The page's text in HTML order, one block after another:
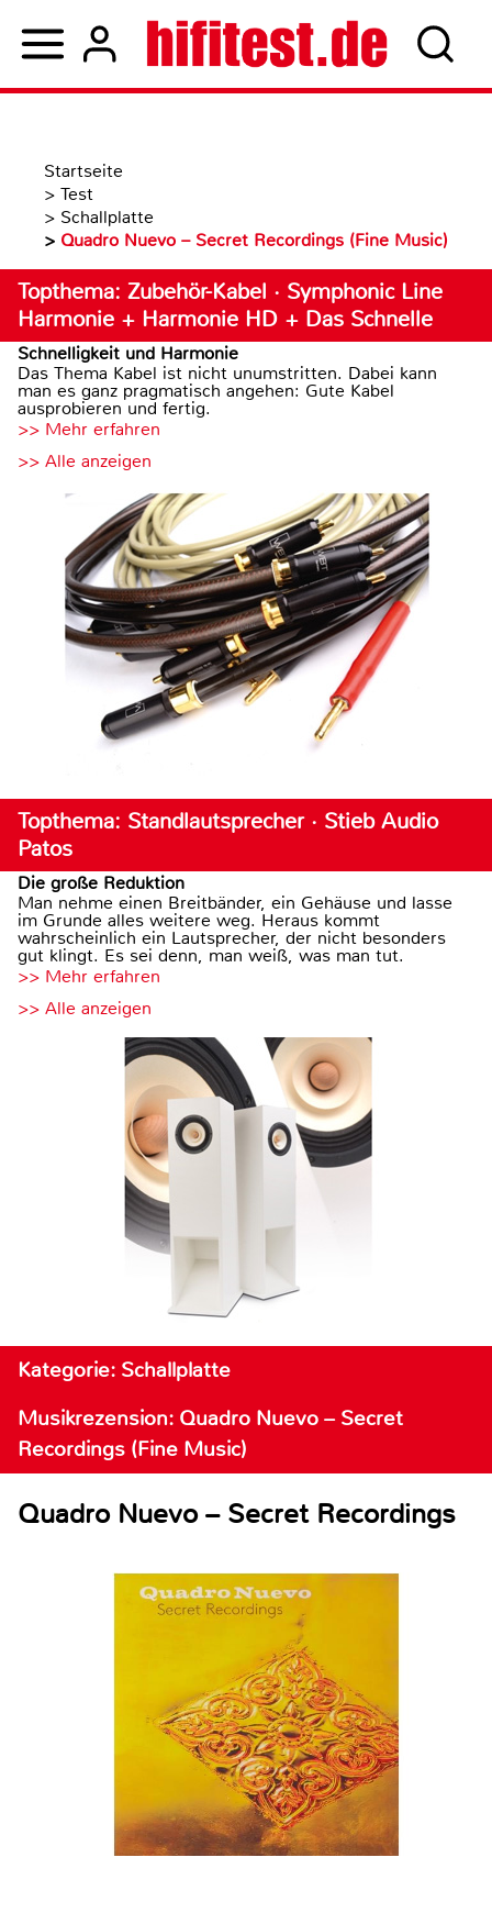
Startseite
> Test
> Schallplatte
> Quadro Nuevo – Secret Recordings (Fine Music)
Topthema: Zubehör-Kabel · Symphonic Line
Harmonie + Harmonie HD + Das Schnelle
Schnelligkeit und Harmonie
Das Thema Kabel ist nicht unumstritten. Dabei kann
man es ganz pragmatisch angehen: Gute Kabel
ausprobieren und fertig.
>> Mehr erfahren
>> Alle anzeigen
Topthema: Standlautsprecher · Stieb Audio
Patos
Die große Reduktion
Man nehme einen Breitbänder, ein Gehäuse und lasse
im Grunde alles weitere weg. Heraus kommt
wahrscheinlich ein Lautsprecher, der nicht besonders
gut klingt. Es sei denn, man weiß, was man tut.
>> Mehr erfahren
>> Alle anzeigen
Kategorie: Schallplatte
Musikrezension: Quadro Nuevo – Secret
Recordings (Fine Music)
Quadro Nuevo – Secret Recordings